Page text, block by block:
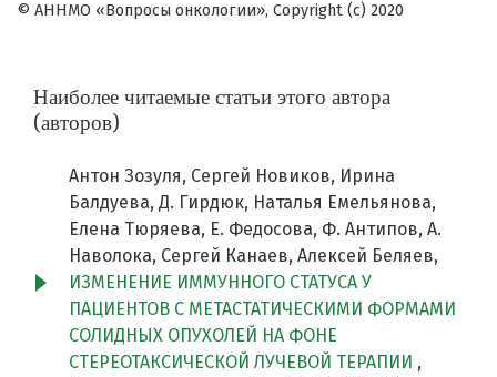
© АННМО «Вопросы онкологии», Copyright (c) 2020
Наиболее читаемые статьи этого автора
(авторов)
Антон Зозуля, Сергей Новиков, Ирина
Балдуева, Д. Гирдюк, Наталья Емельянова,
Елена Тюряева, Е. Федосова, Ф. Антипов, А.
Наволока, Сергей Канаев, Алексей Беляев,
ИЗМЕНЕНИЕ ИММУННОГО СТАТУСА У
ПАЦИЕНТОВ С МЕТАСТАТИЧЕСКИМИ ФОРМАМИ
СОЛИДНЫХ ОПУХОЛЕЙ НА ФОНЕ
СТЕРЕОТАКСИЧЕСКОЙ ЛУЧЕВОЙ ТЕРАПИИ ,